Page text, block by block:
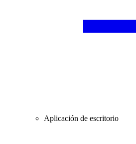
Aplicación de escritorio